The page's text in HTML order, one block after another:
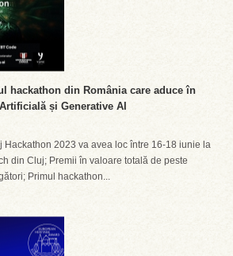
hackathon din România care aduce în
și Generative AI
Hackathon 2023 va avea loc între 16-18 iunie la
din Cluj; Premii în valoare totală de peste
Primul hackathon...